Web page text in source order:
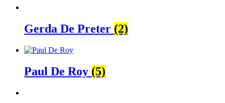
Gerda De Preter (2)
Paul De Roy (5)